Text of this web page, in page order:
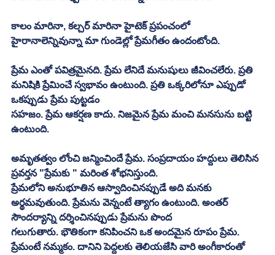
కాలం మారినా, కల్చర్‌ మారినా హైటెక్‌ ప్రపంచంలో
హైరానాలెన్నివున్నా మా గుండెల్లో ప్రేమగీతం ఉందంటోంది.
ప్రేమ ఎంతో పవిత్రమైనది. ప్రేమ లేనిదే మనుషులు జీవించలేరు. ప్రతి
మనిషికి ప్రేమించే స్వభావం ఉంటుంది. ప్రతి ఒక్కరిలోనూ ఎప్పుడో
ఒకప్పుడు ప్రేమ పుట్టడం
సహజం. ప్రేమ ఆకర్షణ కాదు. నిజమైన ప్రేమ మంచి మనసును బట్టి
ఉంటుంది.
అమృతత్వం లోంచి జన్మించిందే ప్రేమ. సంప్రదాయం హద్దులు తెలిసిన
ప్రవర్తన "ప్రేమకు " మరింత శోభనిస్తుంది.
ప్రేమలోని అనుభూతిన ఆస్వాదించినప్పుడే అది మనకు
అర్థమవుతుంది. ప్రేమను వెన్నంటే త్యాగం ఉంటుంది. అంతర్‌
సౌందర్యాన్ని దర్శించినప్పుడు ప్రేమను పొంద
గలుగుతారు. భౌతికంగా కనిపించని ఒక అందమైన రూపం ప్రేమ.
ప్రేమంటే నమ్మకం. దానిని పెద్దలకు తెలియజేసి వారి అంగీకారంతో